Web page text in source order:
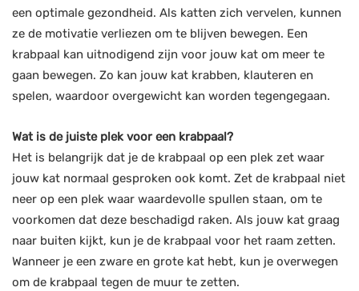
een optimale gezondheid. Als katten zich vervelen, kunnen
ze de motivatie verliezen om te blijven bewegen. Een
krabpaal kan uitnodigend zijn voor jouw kat om meer te
gaan bewegen. Zo kan jouw kat krabben, klauteren en
spelen, waardoor overgewicht kan worden tegengegaan.
Wat is de juiste plek voor een krabpaal?
Het is belangrijk dat je de krabpaal op een plek zet waar
jouw kat normaal gesproken ook komt. Zet de krabpaal niet
neer op een plek waar waardevolle spullen staan, om te
voorkomen dat deze beschadigd raken. Als jouw kat graag
naar buiten kijkt, kun je de krabpaal voor het raam zetten.
Wanneer je een zware en grote kat hebt, kun je overwegen
om de krabpaal tegen de muur te zetten.